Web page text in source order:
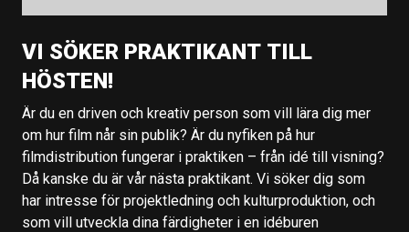
VI SÖKER PRAKTIKANT TILL
HÖSTEN!
Är du en driven och kreativ person som vill lära dig mer
om hur film når sin publik? Är du nyfiken på hur
filmdistribution fungerar i praktiken – från idé till visning?
Då kanske du är vår nästa praktikant. Vi söker dig som
har intresse för projektledning och kulturproduktion, och
som vill utveckla dina färdigheter i en idéburen